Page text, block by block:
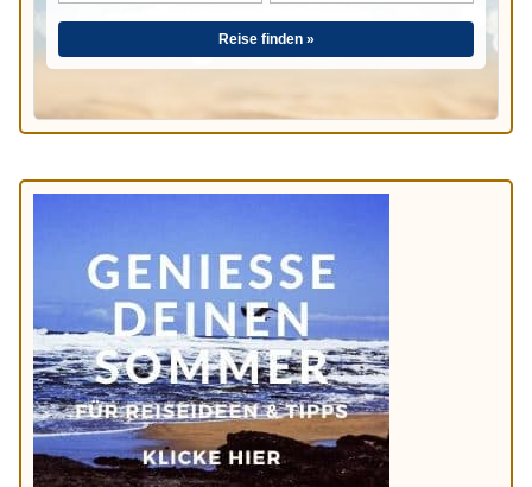
Reise finden »